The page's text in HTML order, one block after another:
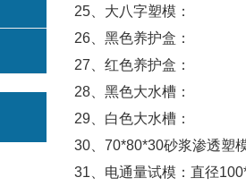
25 、大八字塑模：
26 、黑色养护盒：
27 、红色养护盒：
28 、黑色大水槽：
29 、白色大水槽：
30
70*80*30砂浆渗透塑
31 、电通量试模：直径